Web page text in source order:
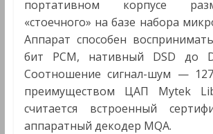
портативном корпусе
«стоечного» на базе набора
Аппарат способен
бит PCM, нативный DSD до
Соотношение сигнал-шум —
преимуществом ЦАП Mytek
считается встроенный
аппаратный декодер MQA.